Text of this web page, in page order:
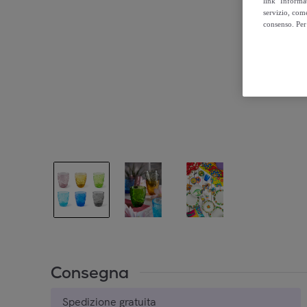
Consegna
Spedizione gratuita
servizio,
consenso.